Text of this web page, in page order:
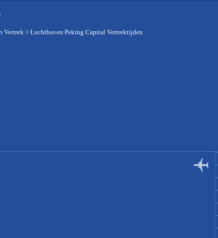
Vertrek> Luchthaven Peking Capital Vertrektijden